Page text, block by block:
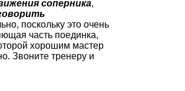
соперника,
поскольку это очень
часть поединка,
хорошим мастер
Звоните тренеру и